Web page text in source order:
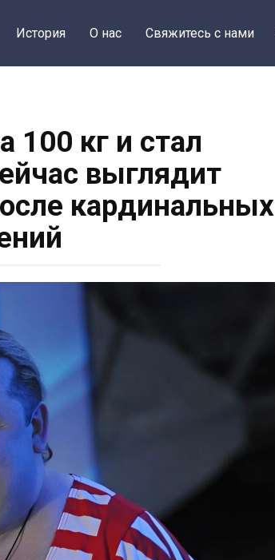
История О нас Свяжитесь с нами
100 кг и стал
выглядит
кардинальных